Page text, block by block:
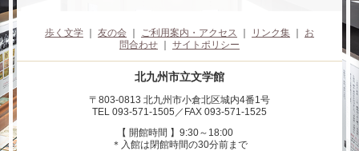
歩く文学 友の会 ご利用案内・アクセス リンク集
お
問合わせ
サイトポリシー
北九州市立文学館
〒803-0813 北九州市小倉北区城内4番1号
TEL 093-571-1505／FAX 093-571-1525
【 開館時間 】9:30～18:00
＊入館は閉館時間の30分前まで